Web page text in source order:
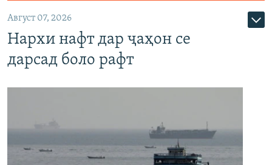
Август 07, 2026
Нархи нафт дар ҷаҳон се
дарсад боло рафт